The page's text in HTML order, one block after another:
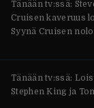
Tänään tv:ssä:
Cruisen kaveruus
Syynä Cruisen
Tänään tv:ssä:
Stephen King ja